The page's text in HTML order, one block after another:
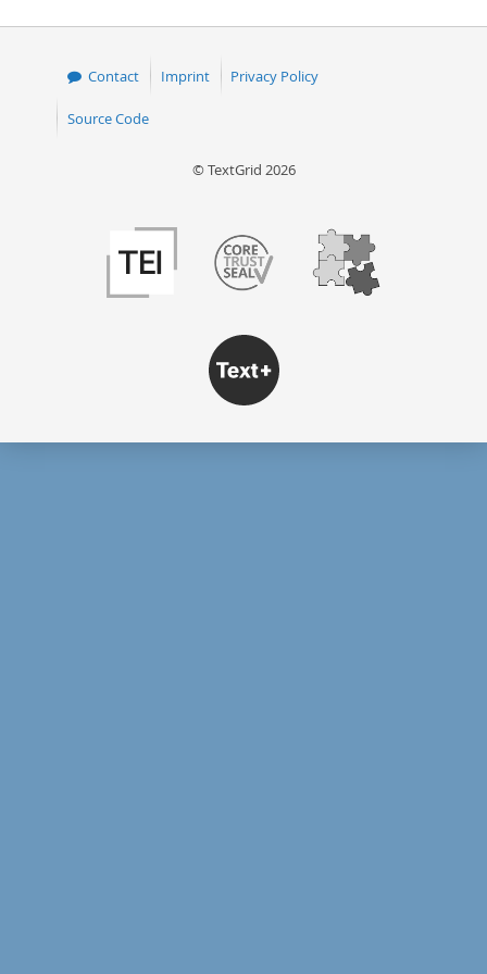
Contact Imprint Privacy Policy
Source Code
© TextGrid 2026